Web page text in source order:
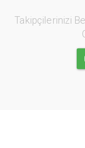
Takipçilerinizi